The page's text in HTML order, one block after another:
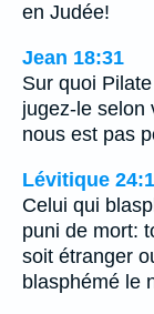
en Judée!
Jean 18:31
Sur quoi
jugez-le selon
nous est pas
Lévitique
Celui qui
puni de mort:
soit étranger
blasphémé le